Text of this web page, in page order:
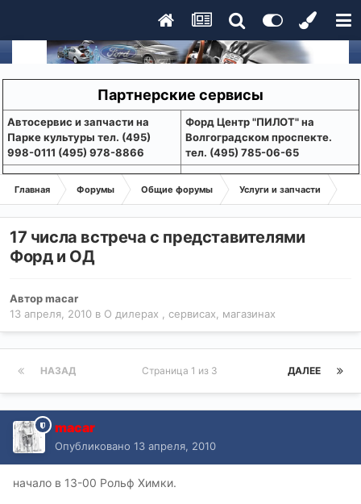
Партнерские сервисы
Aвтосервис и запчасти на
Парке культуры тел. (495)
998-0111 (495) 978-8866
Форд Центр "ПИЛОТ" на
Волгоградском проспекте.
тел. (495) 785-06-65
Главная Форумы Общие форумы Услуги и запчасти
17 числа встреча с представителями
Форд и ОД
Авторmacar
13 апреля, 2010 в О дилерах , сервисах, магазинах
НАЗАД ДАЛЕЕ
Страница 1 из 3
macar
Опубликовано 13 апреля, 2010
начало в 13-00 Рольф Химки.